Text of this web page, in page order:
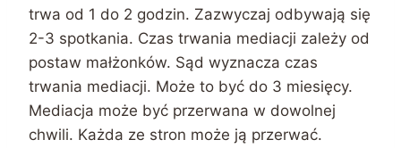
trwa od 1 do 2 godzin. Zazwyczaj odbywają się
2-3 spotkania. Czas trwania mediacji zależy od
postaw małżonków. Sąd wyznacza czas
trwania mediacji. Może to być do 3 miesięcy.
Mediacja może być przerwana w dowolnej
chwili. Każda ze stron może ją przerwać.